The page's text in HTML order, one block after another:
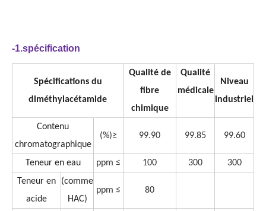
-1.spécification
Spécifications du
diméthylacétamide
Qualité de
fibre
chimique
Qualité
médicale
Niveau
industriel
Contenu
chromatographique
(%)≥ 99.90 99.85 99.60
Teneur en eau ppm ≤ 100 300
300
Teneur en
acide
(comme
HAC)
ppm ≤ 80